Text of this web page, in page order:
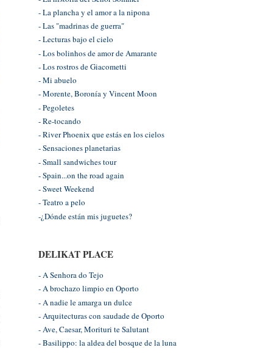
- La plancha y el amor a la nipona
- Las "madrinas de guerra"
- Lecturas bajo el cielo
- Los bolinhos de amor de Amarante
- Los rostros de Giacometti
- Mi abuelo
- Morente, Boronía y Vincent Moon
- Pegoletes
- Re-tocando
- River Phoenix que estás en los cielos
- Sensaciones planetarias
- Small sandwiches tour
- Spain...on the road again
- Sweet Weekend
- Teatro a pelo
-¿Dónde están mis juguetes?
DELIKAT PLACE
- A Senhora do Tejo
- A brochazo limpio en Oporto
- A nadie le amarga un dulce
- Arquitecturas con saudade de Oporto
- Ave, Caesar, Morituri te Salutant
- Basilippo: la aldea del bosque de la luna